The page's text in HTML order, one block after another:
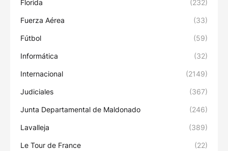
Florida (232)
Fuerza Aérea (33)
Fútbol (59)
Informática (32)
Internacional (2149)
Judiciales (367)
Junta Departamental de Maldonado (246)
Lavalleja (389)
Le Tour de France (22)